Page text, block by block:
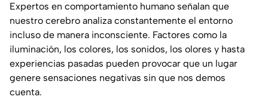
Expertos en comportamiento humano señalan que
nuestro cerebro analiza constantemente el entorno
incluso de manera inconsciente. Factores como la
iluminación, los colores, los sonidos, los olores y hasta
experiencias pasadas pueden provocar que un lugar
genere sensaciones negativas sin que nos demos
cuenta.